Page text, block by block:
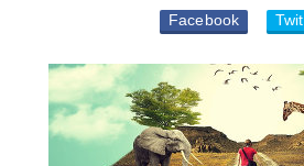
Facebook